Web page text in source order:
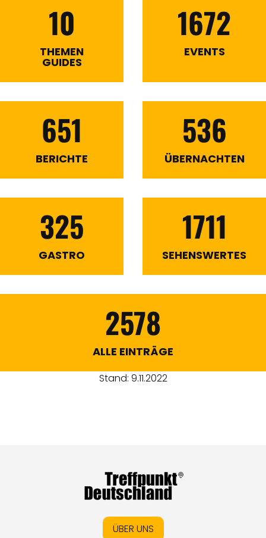
10
THEMEN
GUIDES
1672
EVENTS
651
BERICHTE
536
ÜBERNACHTEN
325
GASTRO
1711
SEHENSWERTES
2578
ALLE EINTRÄGE
Stand: 9.11.2022
ÜBER UNS